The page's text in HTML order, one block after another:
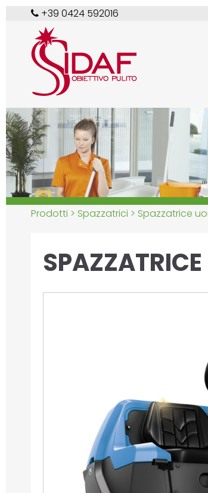
+39 0424 592016
Prodotti > Spazzatrici > Spazzatrice